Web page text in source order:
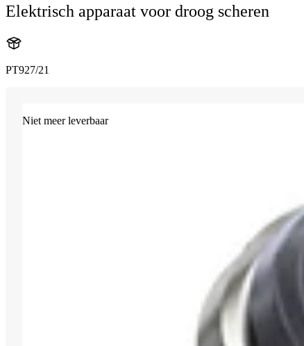
Elektrisch apparaat voor droog scheren
PT927/21
Niet meer leverbaar